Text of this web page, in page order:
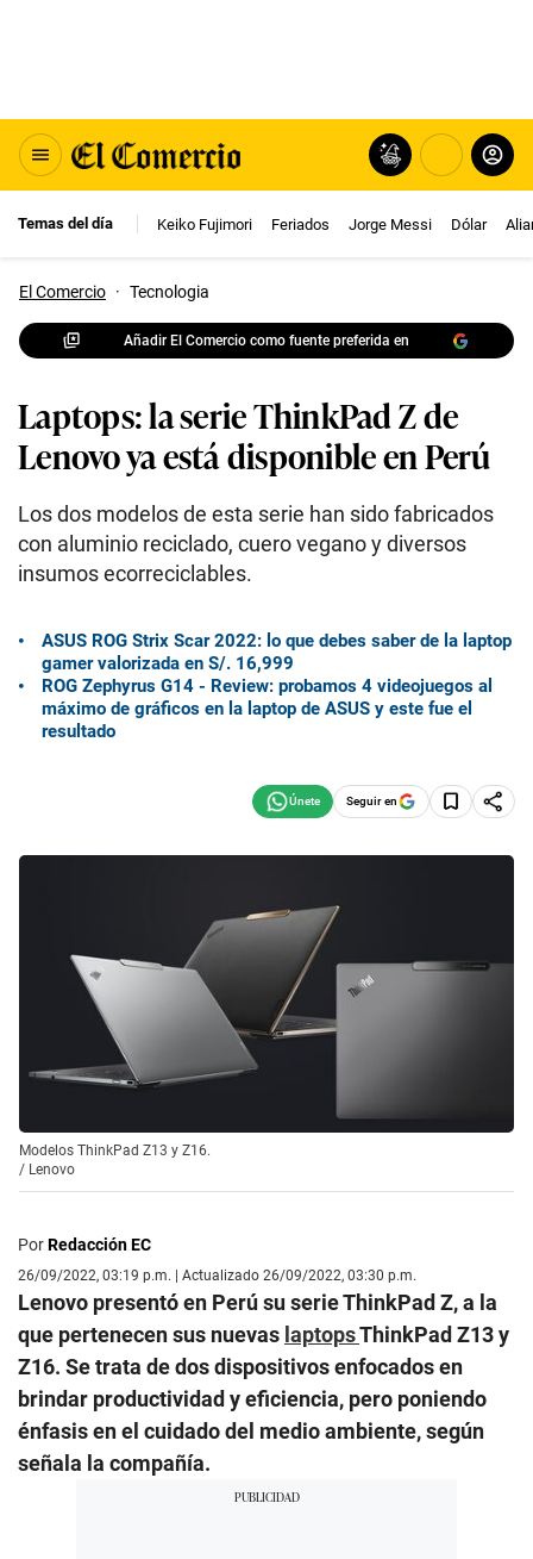
Temas del día Keiko Fujimori Feriados Jorge Messi Dólar
El Comercio · Tecnologia
Añadir El Comercio como fuente preferida en
Laptops: la serie ThinkPad Z de
Lenovo ya está disponible en Perú
Los dos modelos de esta serie han sido fabricados
con aluminio reciclado, cuero vegano y diversos
insumos ecorreciclables.
ASUS ROG Strix Scar 2022: lo que debes saber de la laptop
gamer valorizada en S/. 16,999
ROG Zephyrus G14 - Review: probamos 4 videojuegos al
máximo de gráficos en la laptop de ASUS y este fue el
resultado
Seguir en
Modelos ThinkPad Z13 y Z16.
/ Lenovo
PorRedacción EC
26/09/2022, 03:19 p.m. | Actualizado 26/09/2022, 03:30 p.m.
Lenovo presentó en Perú su serie ThinkPad Z, a la
que pertenecen sus nuevas laptopsThinkPad Z13 y
Z16. Se trata de dos dispositivos enfocados en
brindar productividad y eficiencia, pero poniendo
énfasis en el cuidado del medio ambiente, según
señala la compañía.